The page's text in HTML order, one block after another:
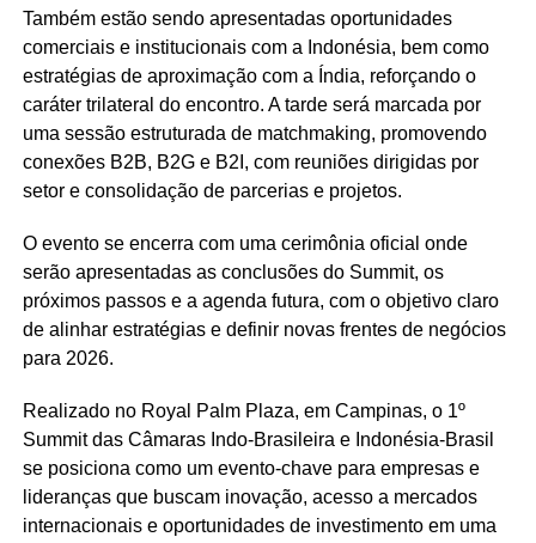
Também estão sendo apresentadas oportunidades
comerciais e institucionais com a Indonésia, bem como
estratégias de aproximação com a Índia, reforçando o
caráter trilateral do encontro. A tarde será marcada por
uma sessão estruturada de matchmaking, promovendo
conexões B2B, B2G e B2I, com reuniões dirigidas por
setor e consolidação de parcerias e projetos.
O evento se encerra com uma cerimônia oficial onde
serão apresentadas as conclusões do Summit, os
próximos passos e a agenda futura, com o objetivo claro
de alinhar estratégias e definir novas frentes de negócios
para 2026.
Realizado no Royal Palm Plaza, em Campinas, o 1º
Summit das Câmaras Indo-Brasileira e Indonésia-Brasil
se posiciona como um evento-chave para empresas e
lideranças que buscam inovação, acesso a mercados
internacionais e oportunidades de investimento em uma